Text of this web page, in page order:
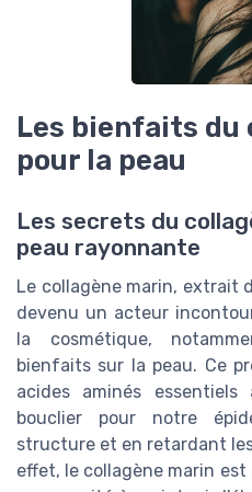
Les bienfaits du
pour la peau
Les secrets du
peau rayonnante
Le collagène marin, extrait
devenu un acteur
la cosmétique,
bienfaits sur la peau. Ce
acides aminés
bouclier pour notre
structure et en retardant
effet, le collagène marin